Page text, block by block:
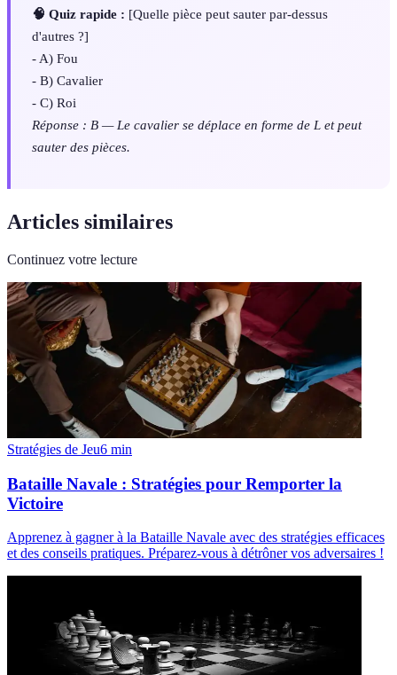
🧠 Quiz rapide : [Quelle pièce peut sauter par-dessus
d'autres ?]
- A) Fou
- B) Cavalier
- C) Roi
Réponse : B — Le cavalier se déplace en forme de L et peut
sauter des pièces.
Articles similaires
Continuez votre lecture
Stratégies de Jeu6 min
Bataille Navale : Stratégies pour Remporter la
Victoire
Apprenez à gagner à la Bataille Navale avec des stratégies efficaces
et des conseils pratiques. Préparez-vous à détrôner vos adversaires !